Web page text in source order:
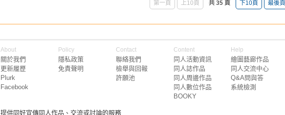
第一頁 上10頁 共 35 頁 下10頁 最後頁
About
關於我們
更新履歷
Plurk
Facebook
Policy
隱私政策
免責聲明
Contact
聯絡我們
檢舉與回報
許願池
Content
同人活動資訊
同人誌作品
同人周邊作品
同人數位作品
BOOKY
Help
繪圖藝廊作品
同人交流中心
Q&A問與答
系統檢測
提供同好宣傳同人作品、交流或討論的服務